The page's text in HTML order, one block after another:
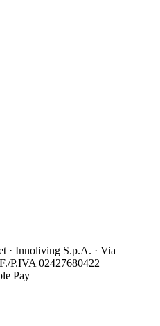
· Innoliving S.p.A. · Via
P.IVA 02427680422
Pay